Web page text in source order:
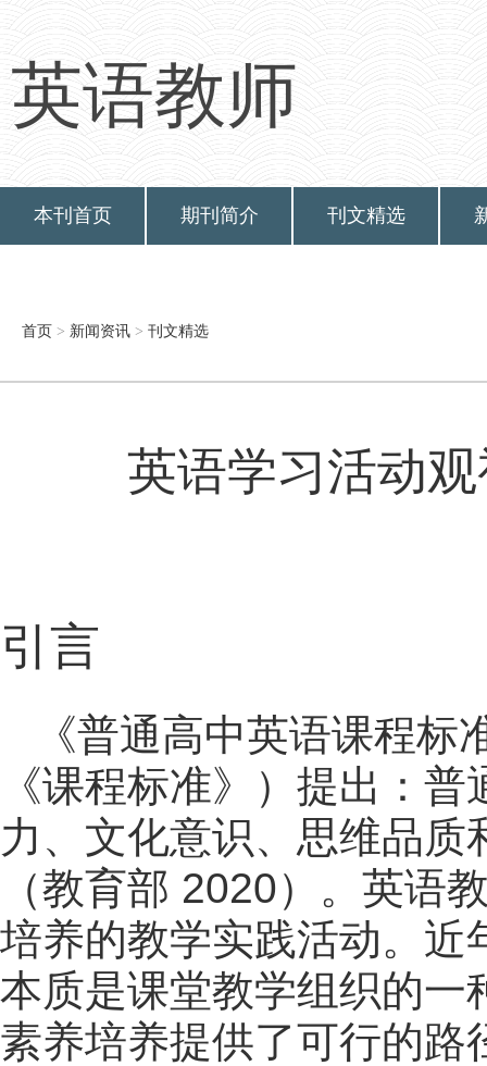
英语教师
本刊首页 期刊简介 刊文精选
首页 > 新闻资讯 > 刊文精选
英语学习活动
引言
《普通高中英语课程
《课程标准》）提出：
力、文化意识、思维品
（教育部 2020）。英语
培养的教学实践活动。近
本质是课堂教学组织的一
素养培养提供了可行的路